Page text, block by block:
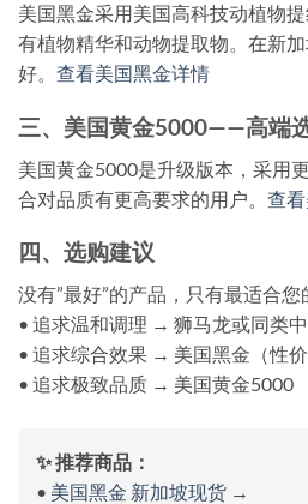
美国黑金采用美国高科技动植物
有植物精华和动物提取物。在新
好。 查看美国黑金详情
三、美国黄金5000——高端
美国黄金5000是升级版本，采用
合对品质有更高要求的用户。 查
四、选购建议
没有”最好”的产品，只有最适合您
• 追求温和调理 → 狮马龙或同类
• 追求综合效果 → 美国黑金（性价
• 追求极致品质 → 美国黄金5000
✨ 推荐商品：
• 美国黑金 新加坡现货 →